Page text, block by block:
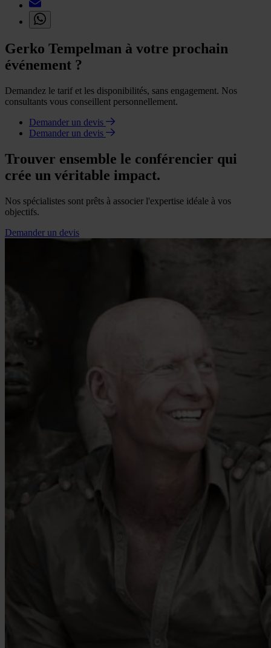
Gerko Tempelman à votre prochain
événement ?
Demandez le tarif et les disponibilités, sans engagement. Nos
consultants vous conseillent personnellement.
Demander un devis
Demander un devis
Trouver ensemble le conférencier qui
crée un véritable impact.
Nos spécialistes sont prêts à associer l'expertise idéale à vos
objectifs.
Demander un devis